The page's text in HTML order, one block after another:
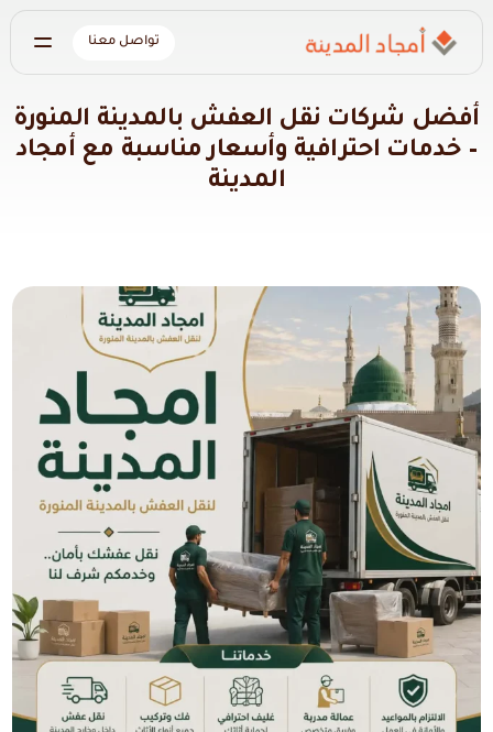
تواصل معنا
أفضل شركات نقل العفش بالمدينة المنورة
– خدمات احترافية وأسعار مناسبة مع أمجاد
المدينة